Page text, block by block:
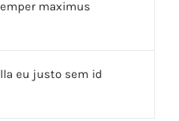
maximus
eu justo sem id